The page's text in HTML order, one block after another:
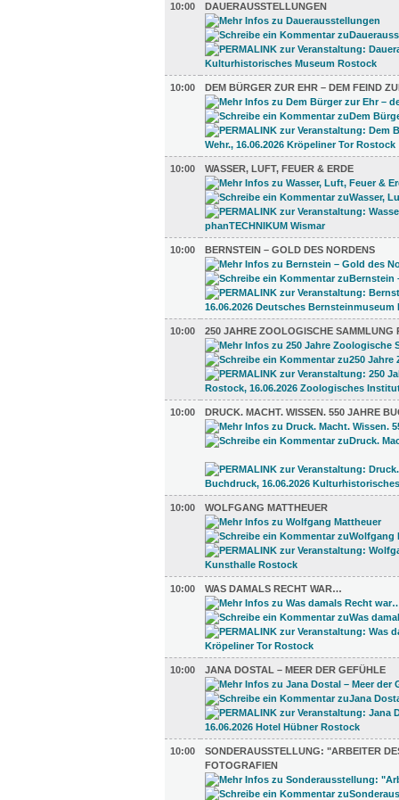
10:00 DAUERAUSSTELLUNGEN
10:00 DEM BÜRGER ZUR EHR – DEM FEIND
10:00 WASSER, LUFT, FEUER & ERDE
10:00 BERNSTEIN – GOLD DES NORDENS
10:00 250 JAHRE ZOOLOGISCHE SAMMLUNG
10:00 DRUCK. MACHT. WISSEN. 550 JAHRE
10:00 WOLFGANG MATTHEUER
10:00 WAS DAMALS RECHT WAR…
10:00 JANA DOSTAL – MEER DER GEFÜHLE
10:00
SONDERAUSSTELLUNG: "ARBEITER
FOTOGRAFIEN